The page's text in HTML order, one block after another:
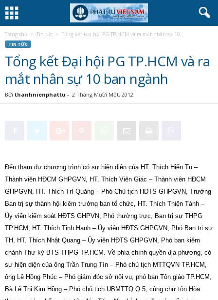
Trang chủ Tin tức Tổng kết Đại hội PG TP.HCM và ra mắt nhân sự 10...
TIN TỨC
Tổng kết Đại hội PG TP.HCM và ra
mắt nhân sự 10 ban ngành
Bởi thanhnienphattu - 2 Tháng Mười Một, 2012
Đến tham dự chương trình có sự hiện diện của HT. Thích Hiển Tu –
Thành viên HĐCM GHPGVN, HT. Thích Viên Giác – Thành viên HĐCM
GHPGVN, HT. Thích Trí Quảng – Phó Chủ tịch HĐTS GHPGVN, Trưởng
Ban trị sự thành hội kiêm trưởng ban tổ chức, HT. Thích Thiện Tánh –
Ủy viên kiểm soát HĐTS GHPVN, Phó thường trực, Ban trị sự THPG
TP.HCM, HT. Thích Tịnh Hạnh – Ủy viên HĐTS GHPGVN, Phó Ban trị sự
TH, HT. Thích Nhật Quang – Ủy viên HĐTS GHPGVN, Phó ban kiêm
chánh Thư kỳ BTS THPG TP.HCM. Về phía chính quyền địa phương, có
sự hiện diện của ông Trần Trung Tín – Phó chủ tịch MTTQVN TP.HCM,
ông Lê Hồng Phúc – Phó giám đóc sở nội vụ, phó ban Tôn giáo TP.HCM,
Bà Lê Thị Kim Hồng – Phó chủ tịch UBMTTQ Q.5, cùng chư tôn Hòa